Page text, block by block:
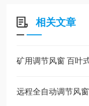
相关文章
矿用调节风窗 百叶
远程全自动调节风